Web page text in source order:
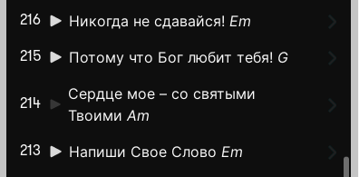
216 Никогда не сдавайся! Em
215 Потому что Бог любит тебя! G
214
Сердце мое – со святыми
Твоими Am
213 Напиши Свое Слово Em